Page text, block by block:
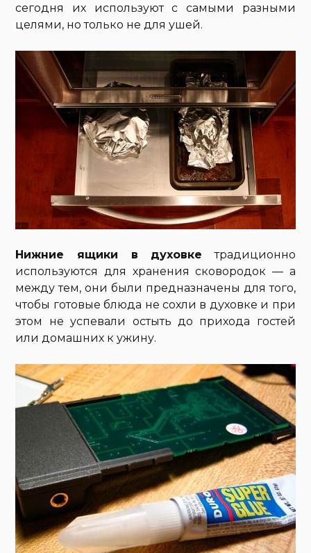
сегодня их используют с самыми разными
целями, но только не для ушей.
Нижние ящики в духовке традиционно
используются для хранения сковородок — а
между тем, они были предназначены для того,
чтобы готовые блюда не сохли в духовке и при
этом не успевали остыть до прихода гостей
или домашних к ужину.